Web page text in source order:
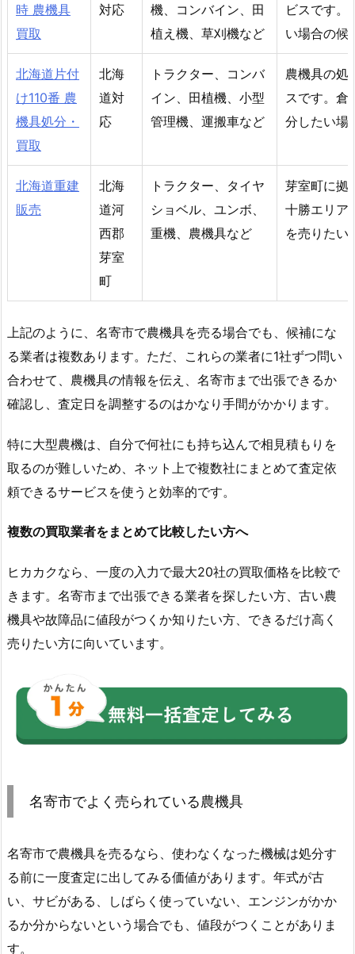
時 農機具
買取
対応
機、コンバイン、田
植え機、草刈機など
ビスです。
い場合の候
北海道片付
け110番 農
機具処分・
買取
北海
道対
応
トラクター、コンバ
イン、田植機、小型
管理機、運搬車など
農機具の処
スです。倉
分したい場
北海道重建
販売
北海
道河
西郡
芽室
町
トラクター、タイヤ
ショベル、ユンボ、
重機、農機具など
芽室町に拠
十勝エリア
を売りたい
上記のように、名寄市で農機具を売る場合でも、候補にな
る業者は複数あります。ただ、これらの業者に1社ずつ問い
合わせて、農機具の情報を伝え、名寄市まで出張できるか
確認し、査定日を調整するのはかなり手間がかかります。
特に大型農機は、自分で何社にも持ち込んで相見積もりを
取るのが難しいため、ネット上で複数社にまとめて査定依
頼できるサービスを使うと効率的です。
複数の買取業者をまとめて比較したい方へ
ヒカカクなら、一度の入力で最大20社の買取価格を比較で
きます。名寄市まで出張できる業者を探したい方、古い農
機具や故障品に値段がつくか知りたい方、できるだけ高く
売りたい方に向いています。
名寄市でよく売られている農機具
名寄市で農機具を売るなら、使わなくなった機械は処分す
る前に一度査定に出してみる価値があります。年式が古
い、サビがある、しばらく使っていない、エンジンがかか
るか分からないという場合でも、値段がつくことがありま
す。